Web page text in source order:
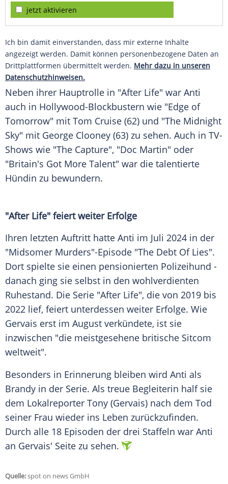
jetzt aktivieren
Ich bin damit einverstanden, dass mir externe Inhalte
angezeigt werden. Damit können personenbezogene Daten an
Drittplattformen übermittelt werden. Mehr dazu in unseren
Datenschutzhinweisen.
Neben ihrer Hauptrolle in "After Life" war Anti
auch in Hollywood-Blockbustern wie "Edge of
Tomorrow" mit Tom Cruise (62) und "The Midnight
Sky" mit George Clooney (63) zu sehen. Auch in TV-
Shows wie "The Capture", "Doc Martin" oder
"Britain's Got More Talent" war die talentierte
Hündin zu bewundern.
"After Life" feiert weiter Erfolge
Ihren letzten Auftritt hatte Anti im Juli 2024 in der
"Midsomer Murders"-Episode "The Debt Of Lies".
Dort spielte sie einen pensionierten Polizeihund -
danach ging sie selbst in den wohlverdienten
Ruhestand. Die Serie "After Life", die von 2019 bis
2022 lief, feiert unterdessen weiter Erfolge. Wie
Gervais erst im August verkündete, ist sie
inzwischen "die meistgesehene britische Sitcom
weltweit".
Besonders in Erinnerung bleiben wird Anti als
Brandy in der Serie. Als treue Begleiterin half sie
dem Lokalreporter Tony (Gervais) nach dem Tod
seiner Frau wieder ins Leben zurückzufinden.
Durch alle 18 Episoden der drei Staffeln war Anti
an Gervais' Seite zu sehen.
Quelle:spot on news GmbH